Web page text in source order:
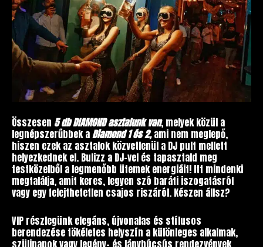
Összesen 5 db DIAMOND asztalunk van, melyek közül a
legnépszerűbbek aDiamond 1 és 2,ami nem meglepő,
hiszen ezek az asztalok közvetlenül a DJ pult mellett
helyezkednek el. Bulizz a DJ-vel és tapasztald meg
testközelből a legmenőbb ütemek energiáit! Itt mindenki
megtalálja, amit keres, legyen szó baráti iszogatásról
vagy egy felejthetetlen csajos riszáról. Készen állsz?
VIP részlegünk elegáns, újvonalas és stílusos
berendezése tökéletes helyszín a különleges alkalmak,
szülinapok vagy legény- és lánybúcsús rendezvények